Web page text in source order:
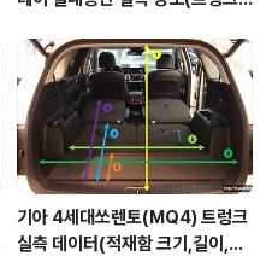
기아 4세대쏘렌토(MQ4) 트렁크
실측 데이터(적재함 크기,길이,높